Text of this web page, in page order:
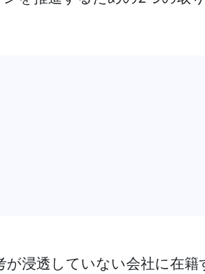
浸透していない会社に在